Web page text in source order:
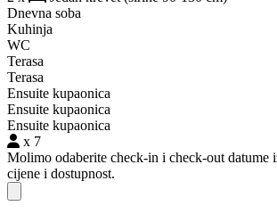
Dnevna soba
Kuhinja
WC
Terasa
Terasa
Ensuite kupaonica
Ensuite kupaonica
Ensuite kupaonica
x 7
Molimo odaberite check-in i check-out datume
cijene i dostupnost.
Close modal